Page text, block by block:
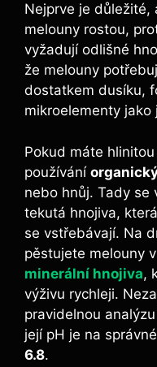
Nejprve je důležité,
melouny rostou,
vyžadují odlišné​
že melouny
dostatkem dusíku,
mikroelementy jako
Pokud⁣ máte
používání
nebo ‌hnůj. Tady se
tekutá hnojiva,
se vstřebávají. Na
pěstujete melouny‍
minerální hnojiva,
výživu rychleji.
pravidelnou
její pH je⁢ na
6.8.